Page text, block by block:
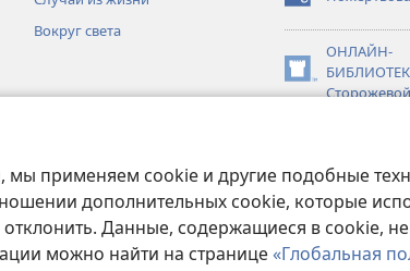
мы применяем cookie и другие подобные
дополнительных cookie, которые
Данные, содержащиеся в cookie,
можно найти на странице «Глобальная
Вокруг света
(открывается
в
новом
окне)
ОНЛАЙН-
(открывается
в